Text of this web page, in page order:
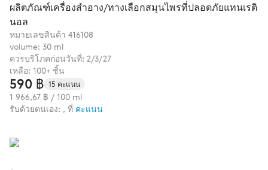
ผลิตภัณฑ์เครื่องสำอาง/ทางเลือกสมุนไพรที่ปลอดภัยแทนเรติ
นอล
หมายเลขสินค้า 416108
volume: 30 ml
ควรบริโภคก่อนวันที่: 2/3/27
เหลือ: 100+ ชิ้น
590 ฿ 15 คะแนน
1 966,67 ฿ / 100 ml
รับด้วยตนเอง: , ที่ คะแนน